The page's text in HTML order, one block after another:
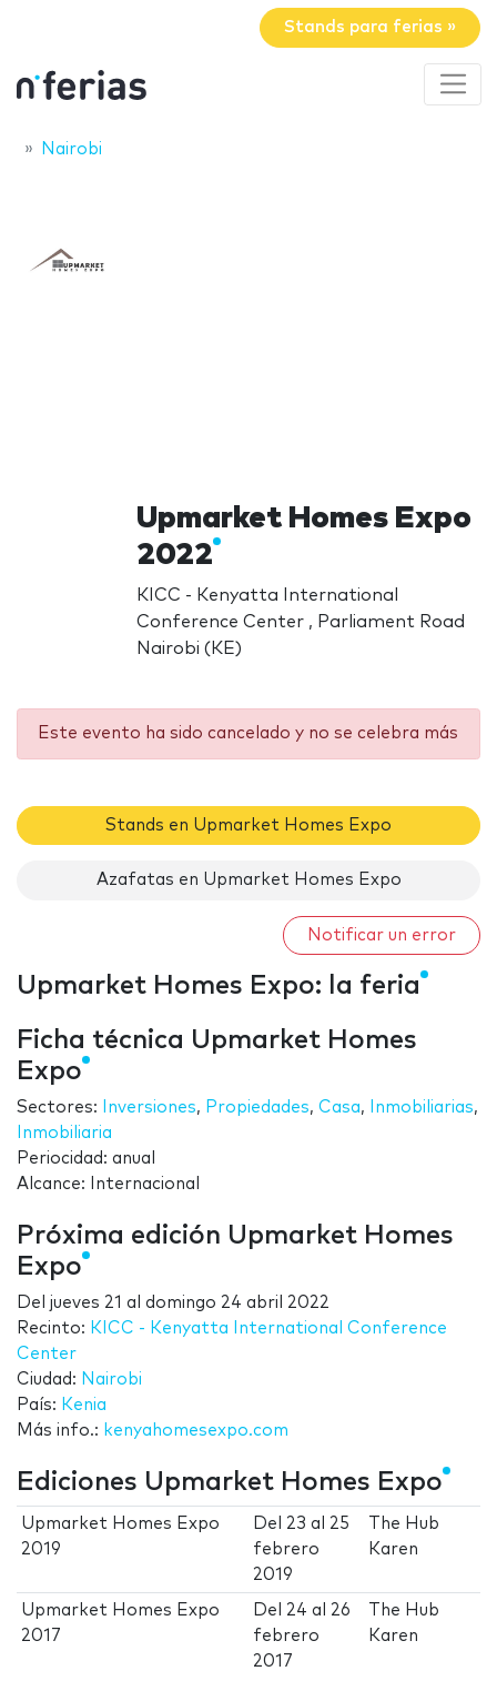
Stands para ferias »
Nairobi
Upmarket Homes Expo
2022
KICC - Kenyatta International
Conference Center , Parliament Road
Nairobi (KE)
Este evento ha sido cancelado y no se celebra más
Stands en Upmarket Homes Expo
Azafatas en Upmarket Homes Expo
Notificar un error
Upmarket Homes Expo: la feria
Ficha técnica Upmarket Homes
Expo
Sectores: Inversiones, Propiedades, Casa, Inmobiliarias,
Inmobiliaria
Periocidad: anual
Alcance: Internacional
Próxima edición Upmarket Homes
Expo
Del jueves 21 al domingo 24 abril 2022
Recinto: KICC - Kenyatta International Conference
Center
Ciudad: Nairobi
País: Kenia
Más info.: kenyahomesexpo.com
Ediciones Upmarket Homes Expo
Upmarket Homes Expo
2019
Del 23 al 25
febrero
2019
The Hub
Karen
Upmarket Homes Expo
2017
Del 24 al 26
febrero
2017
The Hub
Karen